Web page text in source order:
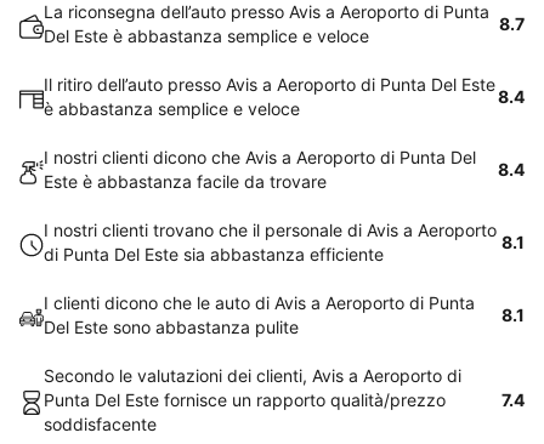
La riconsegna dell’auto presso Avis a Aeroporto di Punta
Del Este è abbastanza semplice e veloce
8.7
Il ritiro dell’auto presso Avis a Aeroporto di Punta Del Este
è abbastanza semplice e veloce
8.4
I nostri clienti dicono che Avis a Aeroporto di Punta Del
Este è abbastanza facile da trovare
8.4
I nostri clienti trovano che il personale di Avis a Aeroporto
di Punta Del Este sia abbastanza efficiente
8.1
I clienti dicono che le auto di Avis a Aeroporto di Punta
Del Este sono abbastanza pulite
8.1
Secondo le valutazioni dei clienti, Avis a Aeroporto di
Punta Del Este fornisce un rapporto qualità/prezzo
soddisfacente
7.4